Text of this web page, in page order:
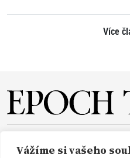
Vážíme si vašeho
Více